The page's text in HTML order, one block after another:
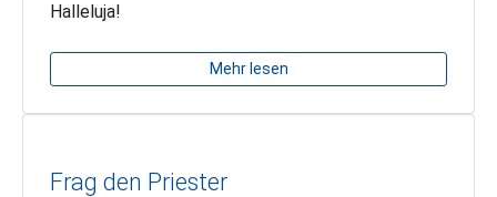
Halleluja!
Mehr lesen
Frag den Priester